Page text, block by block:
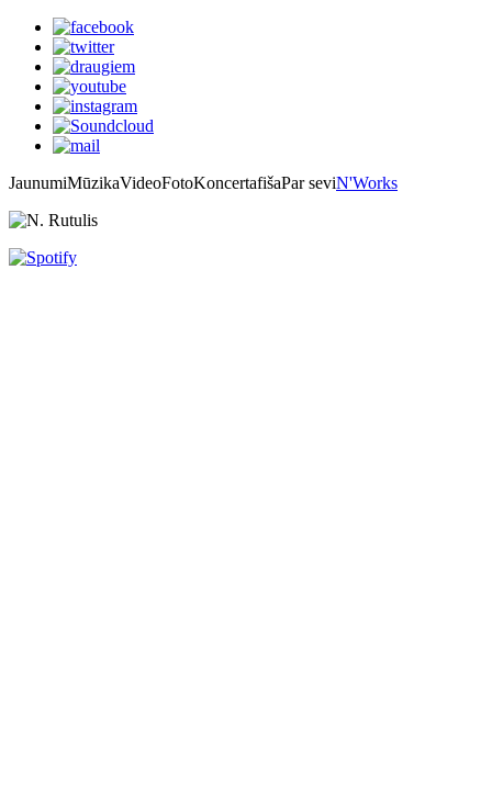
JaunumiMūzikaVideoFotoKoncertafišaPar seviN'Works